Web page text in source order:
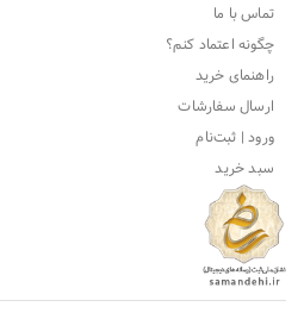
تماس با ما
چگونه اعتماد کنم؟
راهنمای خرید
ارسال سفارشات
ورود | ثبت‌نام
سبد خرید